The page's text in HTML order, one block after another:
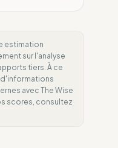
estimation
sur l'analyse
tiers. À ce
d'informations
avec The Wise
scores, consultez